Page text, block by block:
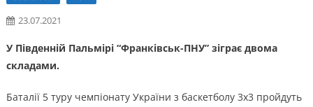
23.07.2021
У Південній Пальмірі “Франківськ-ПНУ” зіграє двома
складами.
Баталії 5 туру чемпіонату України з баскетболу 3х3 пройдуть